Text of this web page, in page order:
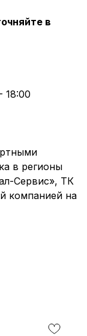
в
18:00
в регионы
Сервис», ТК
компанией на